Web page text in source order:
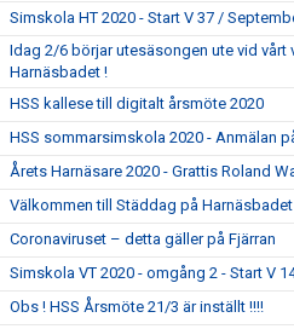
Simskola HT 2020 - Start V 37 /
Idag 2/6 börjar utesäsongen ute vid vårt
Harnäsbadet !
HSS kallese till digitalt årsmöte 2020
HSS sommarsimskola 2020 - Anmälan
Årets Harnäsare 2020 - Grattis Roland
Välkommen till Städdag på
Coronaviruset – detta gäller på Fjärran
Simskola VT 2020 - omgång 2 - Start V
Obs ! HSS Årsmöte 21/3 är inställt !!!!